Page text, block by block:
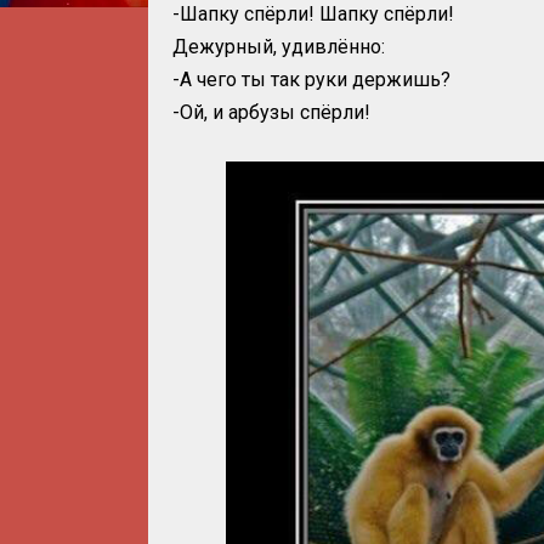
-Шапку спёрли! Шапку спёрли!
Дежурный, удивлённо:
-А чего ты так руки держишь?
-Ой, и арбузы спёрли!